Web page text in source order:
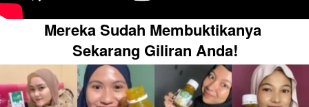
Mereka Sudah Membuktikanya
Sekarang Giliran Anda!